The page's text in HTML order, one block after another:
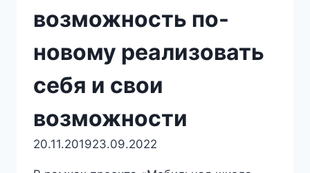
возможность по-
новому реализовать
себя и свои
возможности
20.11.201923.09.2022